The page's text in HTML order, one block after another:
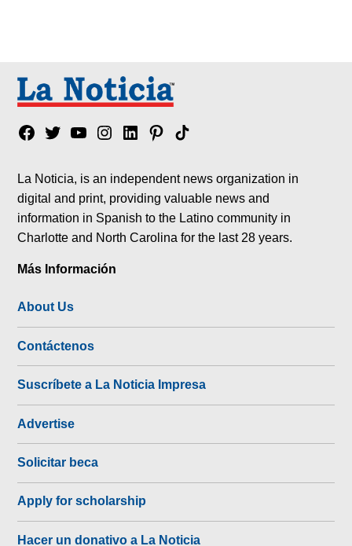
Facebook
TwitterYouTubeInstagram
LinkedinPinterest
Tik
La Noticia, is an independent news organization in
digital and print, providing valuable news and
information in Spanish to the Latino community in
Charlotte and North Carolina for the last 28 years.
Más Información
About Us
Contáctenos
Suscríbete a La Noticia Impresa
Advertise
Solicitar beca
Apply for scholarship
Hacer un donativo a La Noticia